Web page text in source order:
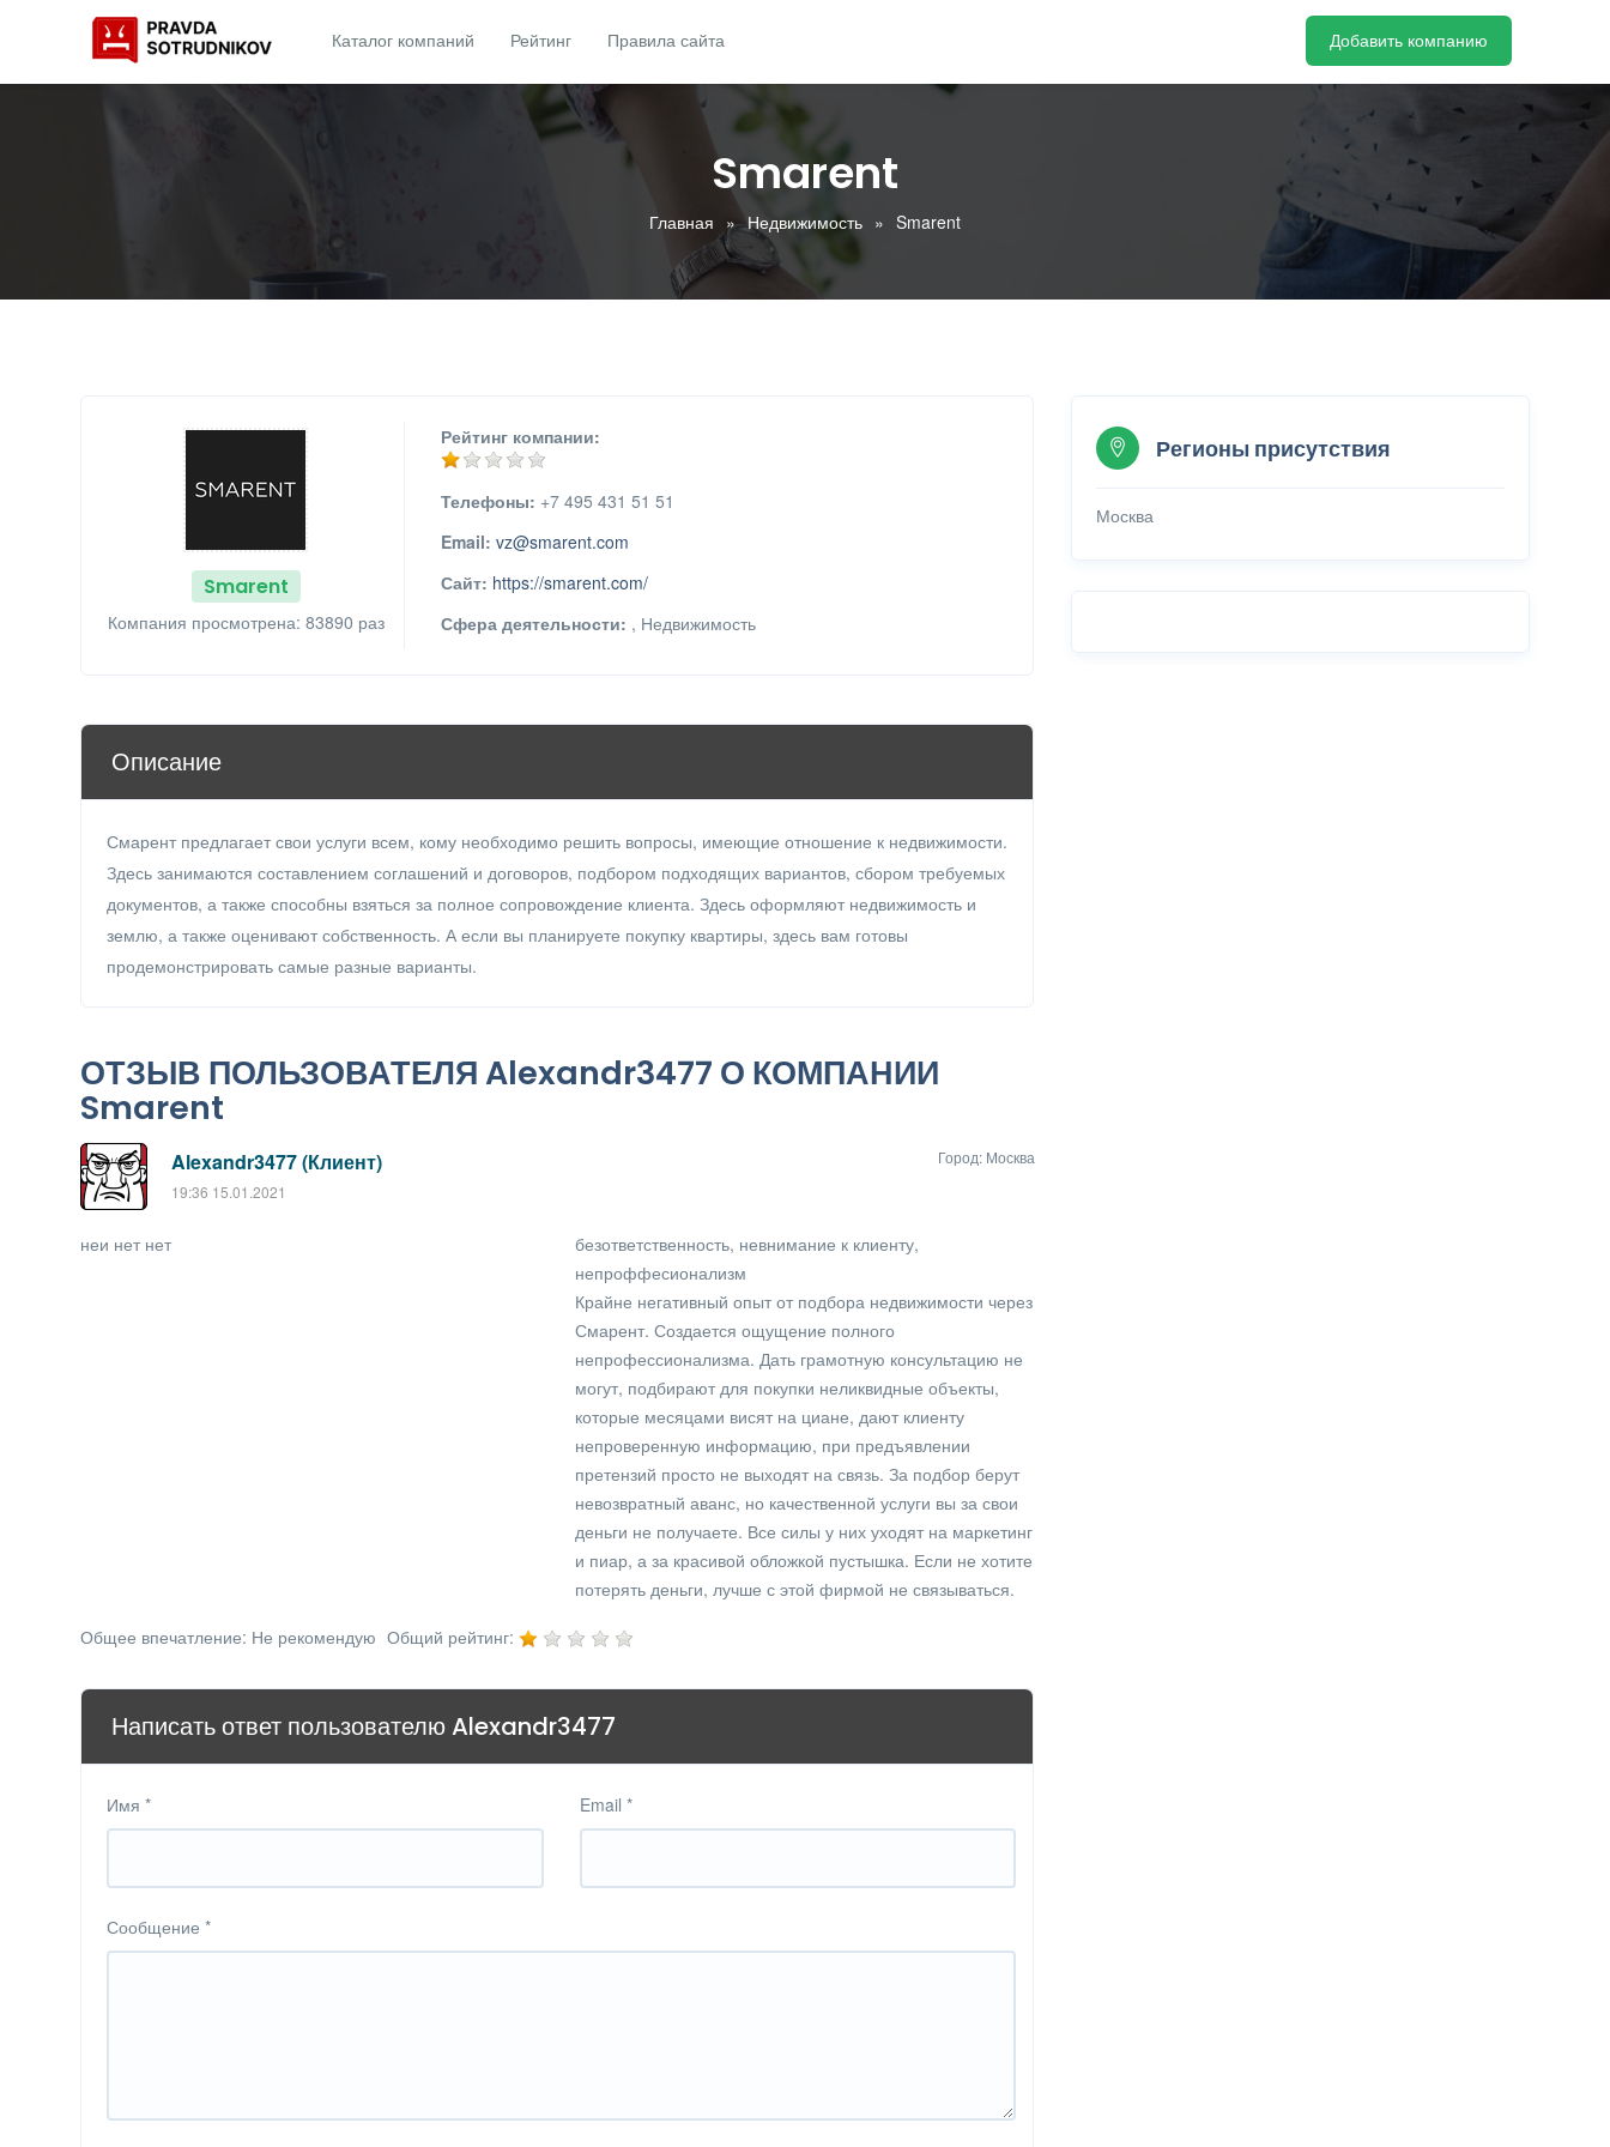
Каталог компаний Рейтинг Правила сайта Добавить компанию
Smarent
Главная Недвижимость Smarent
Smarent
Компания просмотрена: 83890 раз
Рейтинг компании:
Телефоны: +7 495 431 51 51
Email: vz@smarent.com
Сайт: https://smarent.com/
Сфера деятельности: , Недвижимость
Описание
Смарент предлагает свои услуги всем, кому необходимо решить вопросы, имеющие отношение к недвижимости.
Здесь занимаются составлением соглашений и договоров, подбором подходящих вариантов, сбором требуемых
документов, а также способны взяться за полное сопровождение клиента. Здесь оформляют недвижимость и
землю, а также оценивают собственность. А если вы планируете покупку квартиры, здесь вам готовы
продемонстрировать самые разные варианты.
ОТЗЫВ ПОЛЬЗОВАТЕЛЯ Alexandr3477 О КОМПАНИИ
Smarent
Alexandr3477 (Клиент)
19:36 15.01.2021
Город: Москва
неи нет нет
безответственность, невнимание к клиенту,
непроффесионализм
Крайне негативный опыт от подбора недвижимости через
Смарент. Создается ощущение полного
непрофессионализма. Дать грамотную консультацию не
могут, подбирают для покупки неликвидные объекты,
которые месяцами висят на циане, дают клиенту
непроверенную информацию, при предъявлении
претензий просто не выходят на связь. За подбор берут
невозвратный аванс, но качественной услуги вы за свои
деньги не получаете. Все силы у них уходят на маркетинг
и пиар, а за красивой обложкой пустышка. Если не хотите
потерять деньги, лучше с этой фирмой не связываться.
Общее впечатление: Не рекомендую Общий рейтинг:
Написать ответ пользователю Alexandr3477
Имя * Email *
Сообщение *
Регионы присутствия
Москва